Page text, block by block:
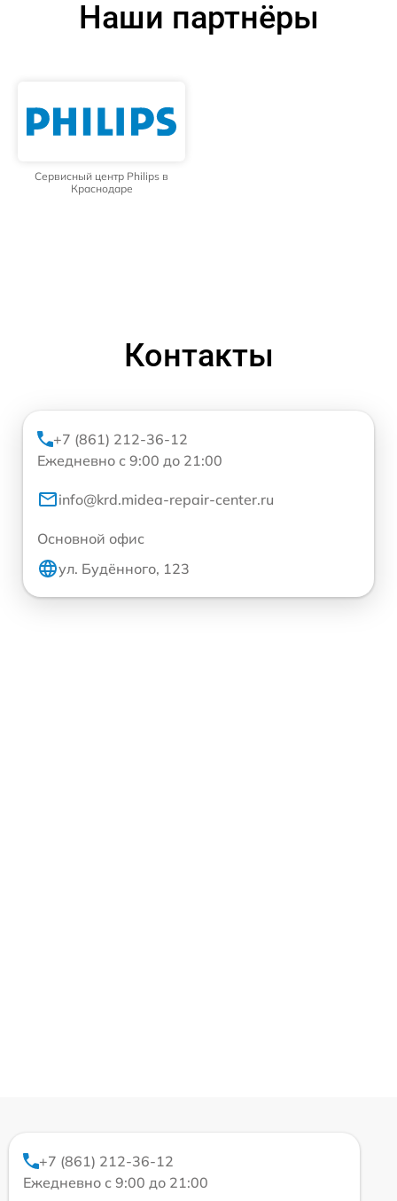
Наши партнёры
Сервисный центр Philips в
Краснодаре
Контакты
+7 (861) 212-36-12
Ежедневно с 9:00 до 21:00
info@krd.midea-repair-center.ru
Основной офис
ул. Будённого, 123
+7 (861) 212-36-12
Ежедневно с 9:00 до 21:00